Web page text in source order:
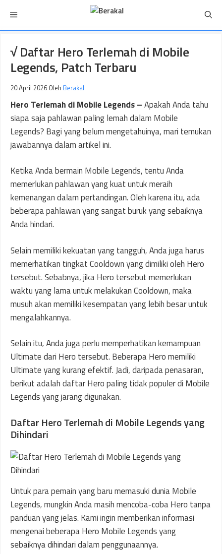
isi
Menu
√ Daftar Hero Terlemah di Mobile
Legends, Patch Terbaru
20 April 2026 Oleh Berakal
Hero Terlemah di Mobile Legends –Apakah Anda tahu
siapa saja pahlawan paling lemah dalam Mobile
Legends? Bagi yang belum mengetahuinya, mari temukan
jawabannya dalam artikel ini.
Ketika Anda bermain Mobile Legends, tentu Anda
memerlukan pahlawan yang kuat untuk meraih
kemenangan dalam pertandingan. Oleh karena itu, ada
beberapa pahlawan yang sangat buruk yang sebaiknya
Anda hindari.
Selain memiliki kekuatan yang tangguh, Anda juga harus
memerhatikan tingkat Cooldown yang dimiliki oleh Hero
tersebut. Sebabnya, jika Hero tersebut memerlukan
waktu yang lama untuk melakukan Cooldown, maka
musuh akan memiliki kesempatan yang lebih besar untuk
mengalahkannya.
Selain itu, Anda juga perlu memperhatikan kemampuan
Ultimate dari Hero tersebut. Beberapa Hero memiliki
Ultimate yang kurang efektif. Jadi, daripada penasaran,
berikut adalah daftar Hero paling tidak populer di Mobile
Legends yang jarang digunakan.
Daftar Hero Terlemah di Mobile Legends yang
Dihindari
Untuk para pemain yang baru memasuki dunia Mobile
Legends, mungkin Anda masih mencoba-coba Hero tanpa
panduan yang jelas. Kami ingin memberikan informasi
mengenai beberapa Hero Mobile Legends yang
sebaiknya dihindari dalam penggunaannya.